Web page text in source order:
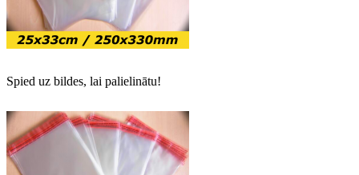
Spied uz bildes, lai palielinātu!